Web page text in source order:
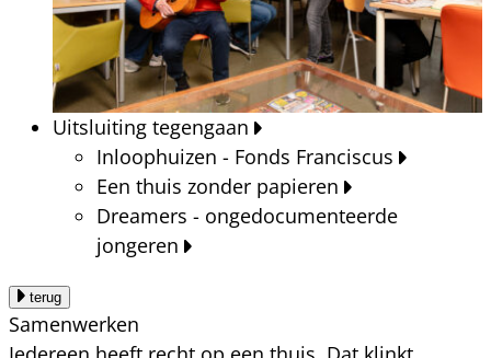
Uitsluiting tegengaan
Inloophuizen - Fonds Franciscus
Een thuis zonder papieren
Dreamers - ongedocumenteerde
jongeren
terug
Samenwerken